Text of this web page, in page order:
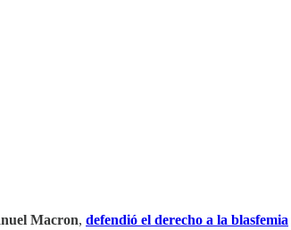
Macron, defendió el derecho a la blasfemia